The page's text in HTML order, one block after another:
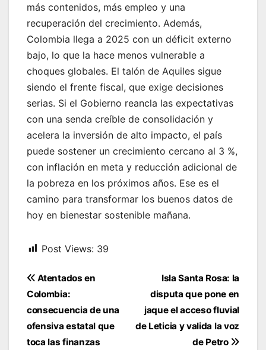
más contenidos, más empleo y una
recuperación del crecimiento. Además,
Colombia llega a 2025 con un déficit externo
bajo, lo que la hace menos vulnerable a
choques globales. El talón de Aquiles sigue
siendo el frente fiscal, que exige decisiones
serias. Si el Gobierno reancla las expectativas
con una senda creíble de consolidación y
acelera la inversión de alto impacto, el país
puede sostener un crecimiento cercano al 3 %,
con inflación en meta y reducción adicional de
la pobreza en los próximos años. Ese es el
camino para transformar los buenos datos de
hoy en bienestar sostenible mañana.
Post Views: 39
Navegación
de
entradas
Isla Santa Rosa: la
disputa que pone en
jaque el acceso fluvial
de Leticia y valida la voz
de Petro
Atentados en
Colombia:
consecuencia de una
ofensiva estatal que
toca las finanzas